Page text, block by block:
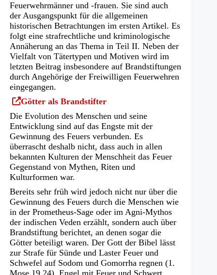
Feuerwehrmänner und -frauen. Sie sind auch
der Ausgangspunkt für die allgemeinen
historischen Betrachtungen im ersten Artikel. Es
folgt eine strafrechtliche und kriminologische
Annäherung an das Thema in Teil II. Neben der
Vielfalt von Tätertypen und Motiven wird im
letzten Beitrag insbesondere auf Brandstiftungen
durch Angehörige der Freiwilligen Feuerwehren
eingegangen.
(Öffnet
in
einem
neuen
Tab)
Götter als Brandstifter
Die Evolution des Menschen und seine
Entwicklung sind auf das Engste mit der
Gewinnung des Feuers verbunden. Es
überrascht deshalb nicht, dass auch in allen
bekannten Kulturen der Menschheit das Feuer
Gegenstand von Mythen, Riten und
Kulturformen war.
Bereits sehr früh wird jedoch nicht nur über die
Gewinnung des Feuers durch die Menschen wie
in der Prometheus-Sage oder im Agni-Mythos
der indischen Veden erzählt, sondern auch über
Brandstiftung berichtet, an denen sogar die
Götter beteiligt waren. Der Gott der Bibel lässt
zur Strafe für Sünde und Laster Feuer und
Schwefel auf Sodom und Gomorrha regnen (1.
Mose 19,24). Engel mit Feuer und Schwert